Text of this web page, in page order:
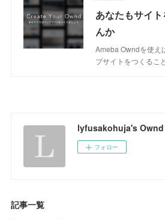
あなたもサイ
んか
Ameba Owndを使え
ブサイトをつくるこ
lyfusakohuja's Ownd
フォロー
記事一覧